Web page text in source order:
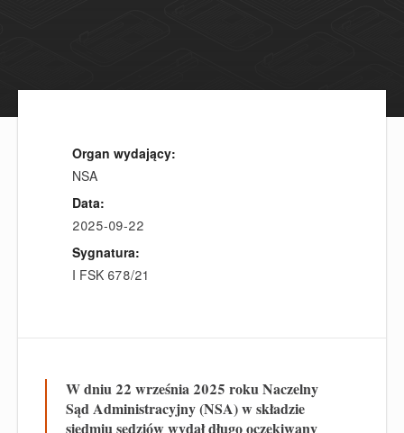
Organ wydający:
NSA
Data:
2025-09-22
Sygnatura:
I FSK 678/21
W dniu 22 września 2025 roku Naczelny
Sąd Administracyjny (NSA) w składzie
siedmiu sędziów wydał długo oczekiwany